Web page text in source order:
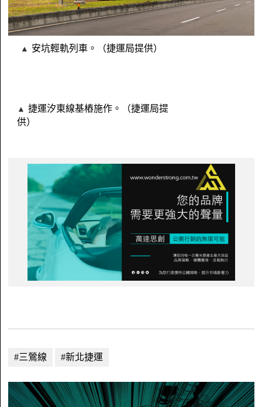
安坑輕軌列車。（捷運局提供）
捷運汐東線基樁施作。（捷運局提
供）
#三鶯線 #新北捷運